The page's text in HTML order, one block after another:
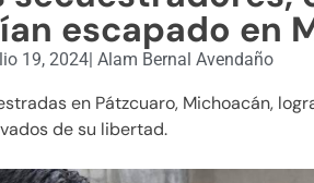
escapado en
19, 2024 Alam Bernal Avendaño
en Pátzcuaro, Michoacán,
de su libertad.